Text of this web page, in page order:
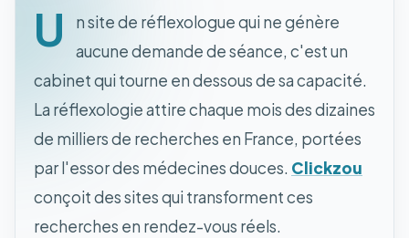
U
n site de réflexologue qui ne génère
aucune demande de séance, c'est un
cabinet qui tourne en dessous de sa capacité.
La réflexologie attire chaque mois des dizaines
de milliers de recherches en France, portées
par l'essor des médecines douces. Clickzou
conçoit des sites qui transforment ces
recherches en rendez-vous réels.